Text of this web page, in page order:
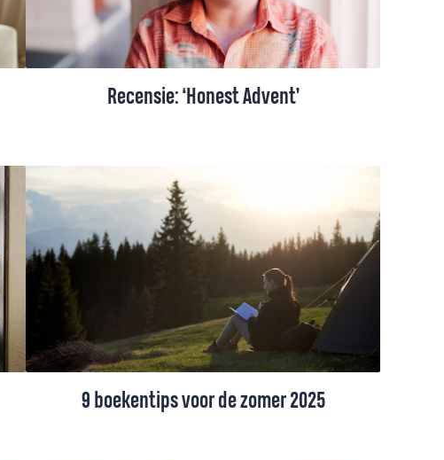
Recensie: ‘Honest Advent’
Advent’, in afwachting van de komst van
het kerstkind. “Ik heb mijn ultieme, eerlijke
start van Advent gevonden.”
9 boekentips voor de zomer 2025